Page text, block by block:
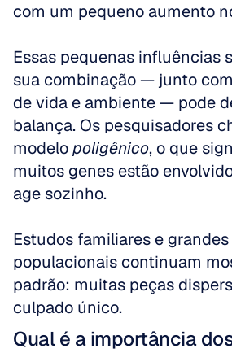
com um pequeno aumento
Essas pequenas influências
sua combinação — junto
de vida e ambiente — pode
balança. Os pesquisadores
modelo poligênico, o que
muitos genes estão
age sozinho.
Estudos familiares e
populacionais continuam
padrão: muitas peças
culpado único.
Qual é a importância